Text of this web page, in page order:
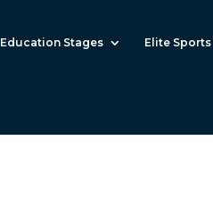
Education Stages Elite Sports